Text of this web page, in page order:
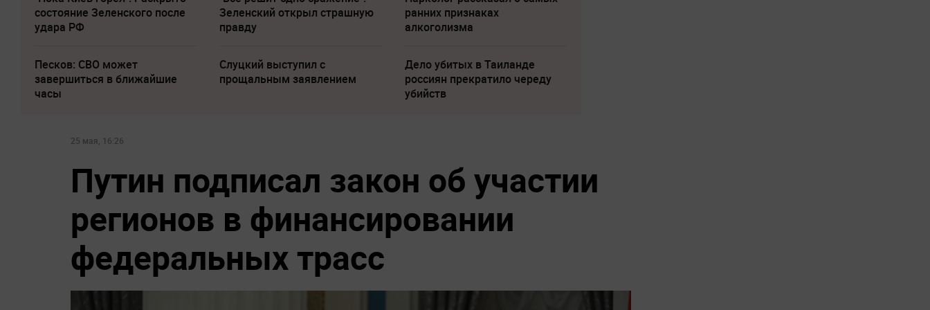
состояние Зеленского после
удара РФ
Зеленский открыл страшную
правду
ранних признаках
алкоголизма
Песков: СВО может
завершиться в ближайшие
часы
Слуцкий выступил с
прощальным заявлением
Дело убитых в Таиланде
россиян прекратило череду
убийств
25 мая, 16:26
Путин подписал закон об участии
регионов в финансировании
федеральных трасс